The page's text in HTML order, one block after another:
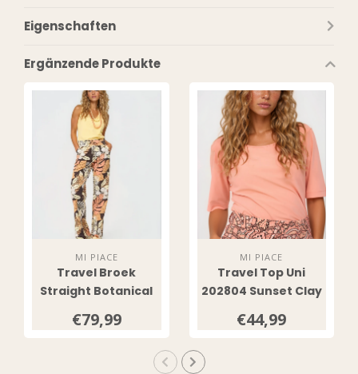
Eigenschaften
Ergänzende Produkte
MI PIACE
Travel Broek
Straight Botanical
202089
€79,99
MI PIACE
Travel Top Uni
202804 Sunset Clay
€44,99